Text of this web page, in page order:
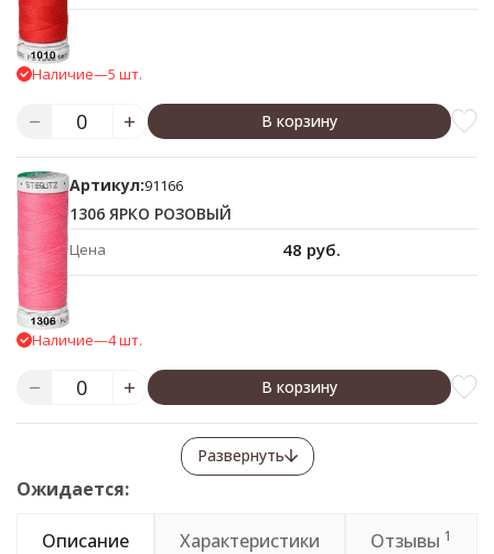
Наличие—5 шт.
В корзину
Артикул:91166
1306 ЯРКО РОЗОВЫЙ
Цена 48 руб.
Наличие—4 шт.
В корзину
Развернуть
Ожидается:
Описание Характеристики Отзывы 1